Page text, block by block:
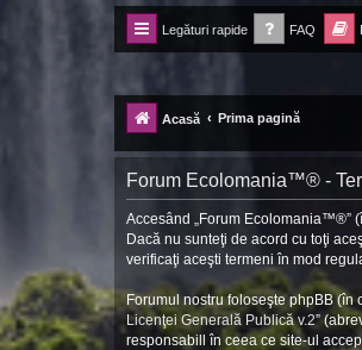
Legături rapide FAQ
Forum Ecolomania™®
-= Idei pentru viitor =-
Acasă Prima pagină
Forum Ecolomania™® -
Accesând „Forum Ecolomania™®”
Dacă nu sunteţi de acord cu toţi
verificaţi aceşti termeni în mod
Forumul nostru foloseşte phpBB (în
Licenţei Generală Publică v.2”
responsabill în ceea ce site-ul